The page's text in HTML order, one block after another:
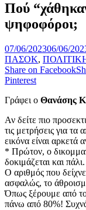
Πού
ψηφοφόροι;
07/06/202306/06/
ΠΑΣΟΚ,
Share on Facebook
Pinterest
Γράφει ο Θανάσης
Αν δείτε πιο
τις μετρήσεις για
εικόνα είναι αρκετά
* Πρώτον, ο
δοκιμάζεται και πάλι.
Ο αριθμός που
ασφαλώς, το
Όπως ξέρουμε από
πάνω από 80%!